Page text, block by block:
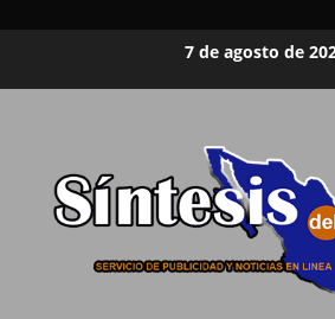
7 de agosto de